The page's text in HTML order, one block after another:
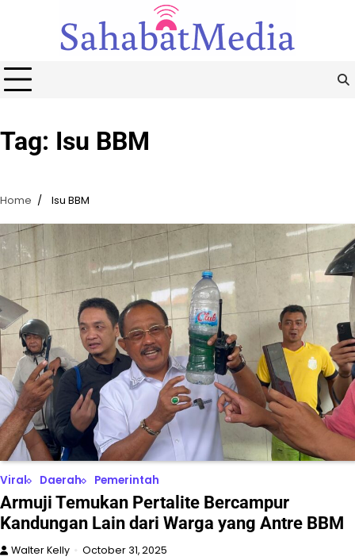
Tag: Isu BBM
Home Isu BBM
Viral Daerah Pemerintah
Armuji Temukan Pertalite Bercampur
Kandungan Lain dari Warga yang Antre BBM
Walter Kelly October 31, 2025